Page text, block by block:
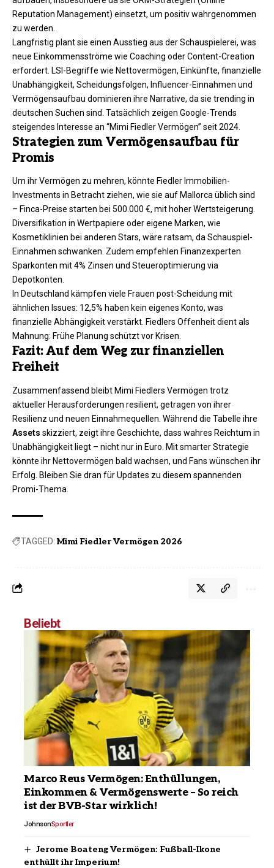
Reputation Management) einsetzt, um positiv wahrgenommen
zu werden.
Langfristig plant sie einen Ausstieg aus der Schauspielerei, was
neue Einkommensströme wie Coaching oder Content-Creation
erfordert. LSI-Begriffe wie Nettovermögen, Einkünfte, finanzielle
Unabhängigkeit, Scheidungsfolgen, Influencer-Einnahmen und
Vermögensaufbau dominieren ihre Narrative, da sie trending in
deutschen Suchen sind. Tatsächlich zeigen Google-Trends
steigendes Interesse an “Mimi Fiedler Vermögen” seit 2024.
Strategien zum Vermögensaufbau für
Promis
Um ihr Vermögen zu mehren, könnte Fiedler Immobilien-
Investments in Betracht ziehen, wie sie auf Mallorca üblich sind
– Finca-Preise starten bei 500.000 €, mit hoher Wertsteigerung.
Diversifikation in Wertpapiere oder eigene Marken, wie
Kosmetiklinien bei anderen Stars, wäre ratsam, da Schauspiel-
Einnahmen schwanken. Zudem empfehlen Finanzexperten
Sparkonten mit 4% Zinsen und Steueroptimierung via
Depotkonten.
In Deutschland kämpfen viele Frauen post-Scheidung mit
ähnlichen Issues: 12,5% haben kein eigenes Konto, was
finanzielle Abhängigkeit verstärkt. Fiedlers Offenheit dient als
Mahnung: Frühe Planung schützt vor Krisen.​
Fazit: Auf dem Weg zur finanziellen
Freiheit
Zusammenfassend bleibt Mimi Fiedlers Vermögen trotz
aktueller Herausforderungen resilient, getragen von ihrer
Resilienz und neuen Einnahmequellen. Während die Tabelle ihre
Assets skizziert, zeigt ihre Geschichte, dass wahres Reichtum in
Unabhängigkeit liegt – nicht nur in Euro. Mit smarter Strategie
könnte ihr Nettovermögen bald wachsen, und Fans wünschen ihr
Erfolg. Bleiben Sie dran für Updates zu diesem spannenden
Promi-Thema.
TAGGED: Mimi Fiedler Vermögen 2026
Beliebt
Marco Reus Vermögen: Enthüllungen,
Einkommen & Vermögenswerte – So reich
ist der BVB-Star wirklich!
JohnsonSportler
Jerome Boateng Vermögen: Fußball-Ikone
enthüllt ihr Imperium!